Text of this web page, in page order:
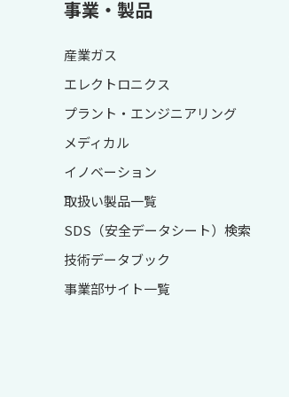
事業・製品
産業ガス
エレクトロニクス
プラント・エンジニアリング
メディカル
イノベーション
取扱い製品一覧
SDS（安全データシート）検索
技術データブック
事業部サイト一覧